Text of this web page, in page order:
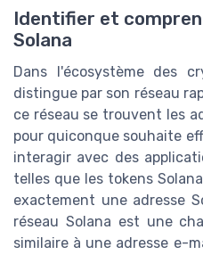
Identifier et
Solana
Dans l'écosystème des
distingue par son réseau
ce réseau se trouvent les
pour quiconque souhaite
interagir avec des
telles que les tokens
exactement une adresse
réseau Solana est une
similaire à une adresse e-